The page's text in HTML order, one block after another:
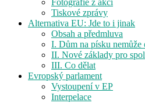
Fotografie z akcí
Tiskové zprávy
Alternativa EU: Jde to i jinak
Obsah a předmluva
I. Dům na písku nemůže
II. Nové základy pro
III. Co dělat
Evropský parlament
Vystoupení v EP
Interpelace